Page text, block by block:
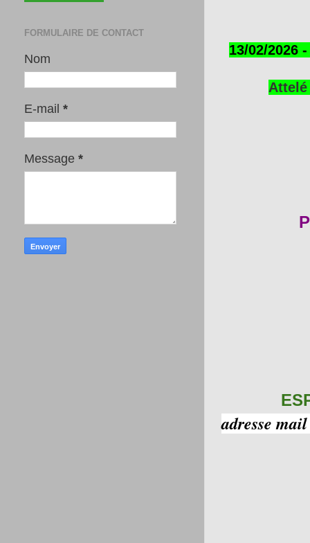
13/02/2026
Attelé
adresse
FORMULAIRE DE CONTACT
Nom
E-mail *
Message *